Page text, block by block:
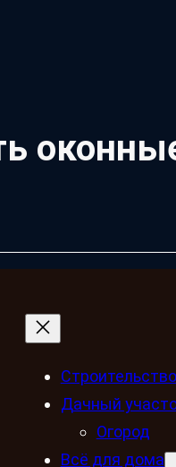
Строительство
Дачный
Огород
Всё для дома